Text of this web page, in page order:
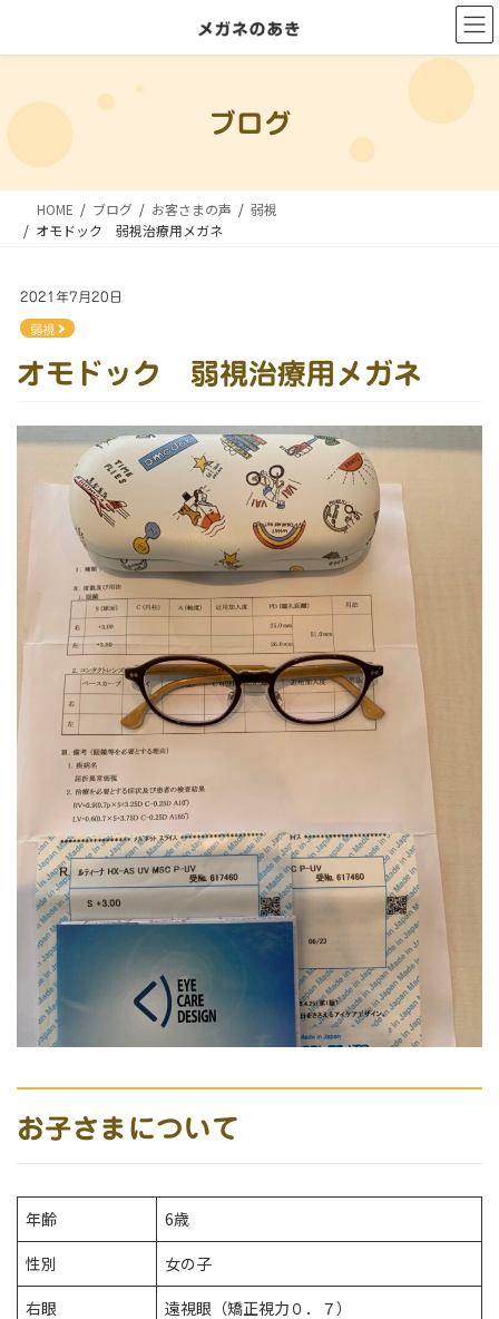
ン
ツ
ー
シ
ブログ
HOME ブログ お客さまの声
弱視
オモドック 弱視治療用メガネ
2021年7月20日
弱視
オモドック 弱視治療用メガネ
お子さまについて
年齢
6歳
性別
女の子
右眼
遠視眼（矯正視力０．７）